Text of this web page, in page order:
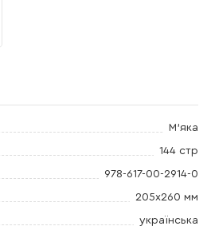
М'яка
144 стр
978-617-00-2914-0
205х260 мм
українська